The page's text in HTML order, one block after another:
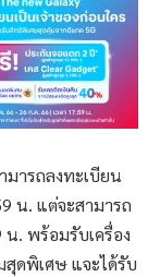
ารถลงทะเบียน
น. แต่จะสามารถ
น. พร้อมรับเครื่อง
ดพิเศษ แจะได้รับ